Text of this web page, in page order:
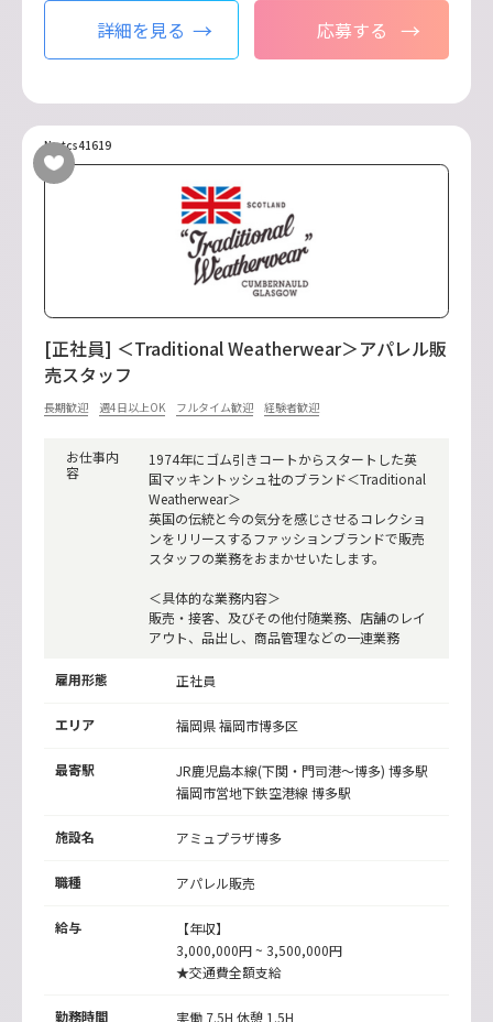
詳細を見る 応募する
No.tcs41619
[正社員] ＜Traditional Weatherwear＞アパレル販
売スタッフ
長期歓迎 週4日以上OK フルタイム歓迎 経験者歓迎
お仕事内
容
1974年にゴム引きコートからスタートした英
国マッキントッシュ社のブランド＜Traditional
Weatherwear＞
英国の伝統と今の気分を感じさせるコレクショ
ンをリリースするファッションブランドで販売
スタッフの業務をおまかせいたします。
＜具体的な業務内容＞
販売・接客、及びその他付随業務、店舗のレイ
アウト、品出し、商品管理などの一連業務
雇用形態 正社員
エリア 福岡県 福岡市博多区
最寄駅 JR鹿児島本線(下関・門司港～博多)博多駅
福岡市営地下鉄空港線博多駅
施設名 アミュプラザ博多
職種 アパレル販売
給与
【年収】
3,000,000円 ~ 3,500,000円
★交通費全額支給
勤務時間 実働 7.5H 休憩 1.5H